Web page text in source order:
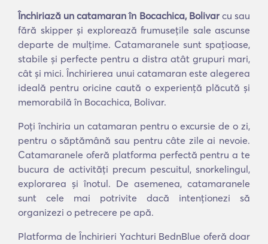
Închiriază un catamaran în Bocachica, Bolivarcu sau
fără skipper și explorează frumusețile sale ascunse
departe de mulțime. Catamaranele sunt spațioase,
stabile și perfecte pentru a distra atât grupuri mari,
cât și mici. Închirierea unui catamaran este alegerea
ideală pentru oricine caută o experiență plăcută și
memorabilă în Bocachica, Bolivar.
Poți închiria un catamaran pentru o excursie de o zi,
pentru o săptămână sau pentru câte zile ai nevoie.
Catamaranele oferă platforma perfectă pentru a te
bucura de activități precum pescuitul, snorkelingul,
explorarea și înotul. De asemenea, catamaranele
sunt cele mai potrivite dacă intenționezi să
organizezi o petrecere pe apă.
Platforma de Închirieri Yachturi BednBlue oferă doar